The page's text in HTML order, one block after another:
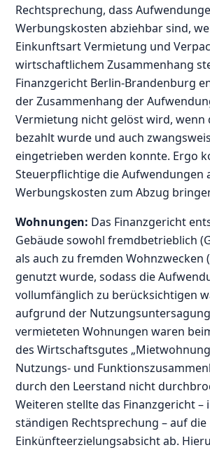
Rechtsprechung, dass
Werbungskosten abziehbar sind,
Einkunftsart Vermietung und
wirtschaftlichem Zusammenhang
Finanzgericht Berlin-Brandenburg
der Zusammenhang der
Vermietung nicht gelöst wird, wenn
bezahlt wurde und auch
eingetrieben werden konnte. Ergo
Steuerpflichtige die Aufwendungen
Werbungskosten zum Abzug
Wohnungen: Das Finanzgericht
Gebäude sowohl fremdbetrieblich
als auch zu fremden Wohnzwecken
genutzt wurde, sodass die
vollumfänglich zu berücksichtigen
aufgrund der
vermieteten Wohnungen waren
des Wirtschaftsgutes
Nutzungs- und
durch den Leerstand nicht
Weiteren stellte das Finanzgericht –
ständigen Rechtsprechung – auf die
Einkünfteerzielungsabsicht ab.